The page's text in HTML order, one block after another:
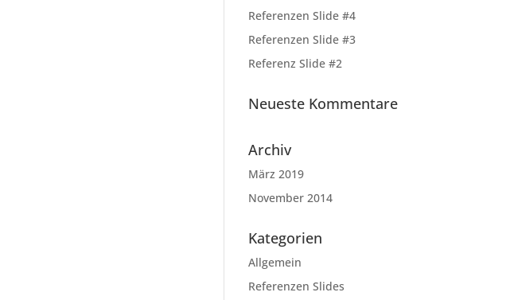
Referenzen Slide #4
Referenzen Slide #3
Referenz Slide #2
Neueste Kommentare
Archiv
März 2019
November 2014
Kategorien
Allgemein
Referenzen Slides